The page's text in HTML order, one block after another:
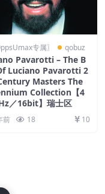
专属〗 qobuz
Pavarotti – The B
Luciano Pavarotti 2
Masters The
Collection【4
／16bit】瑞士区
前 18 10